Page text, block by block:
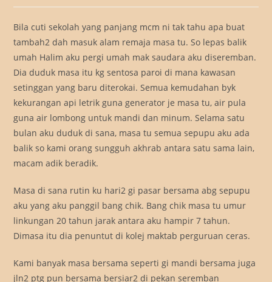
Bila cuti sekolah yang panjang mcm ni tak tahu apa buat
tambah2 dah masuk alam remaja masa tu. So lepas balik
umah Halim aku pergi umah mak saudara aku diseremban.
Dia duduk masa itu kg sentosa paroi di mana kawasan
setinggan yang baru diterokai. Semua kemudahan byk
kekurangan api letrik guna generator je masa tu, air pula
guna air lombong untuk mandi dan minum. Selama satu
bulan aku duduk di sana, masa tu semua sepupu aku ada
balik so kami orang sungguh akhrab antara satu sama lain,
macam adik beradik.
Masa di sana rutin ku hari2 gi pasar bersama abg sepupu
aku yang aku panggil bang chik. Bang chik masa tu umur
linkungan 20 tahun jarak antara aku hampir 7 tahun.
Dimasa itu dia penuntut di kolej maktab perguruan ceras.
Kami banyak masa bersama seperti gi mandi bersama juga
jln2 ptg pun bersama bersiar2 di pekan seremban